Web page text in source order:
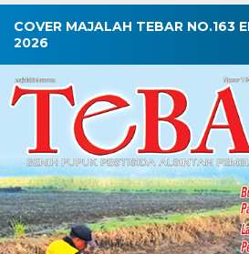
COVER MAJALAH TEBAR NO.163
2026